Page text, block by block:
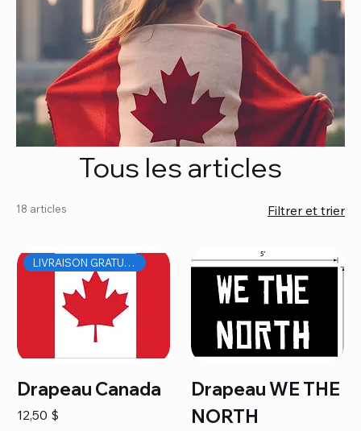
Tous les articles
18 articles Filtrer et trier
LIVRAISON GRATUITE
Drapeau Canada
Prix
12,50 $
Drapeau WE THE
NORTH